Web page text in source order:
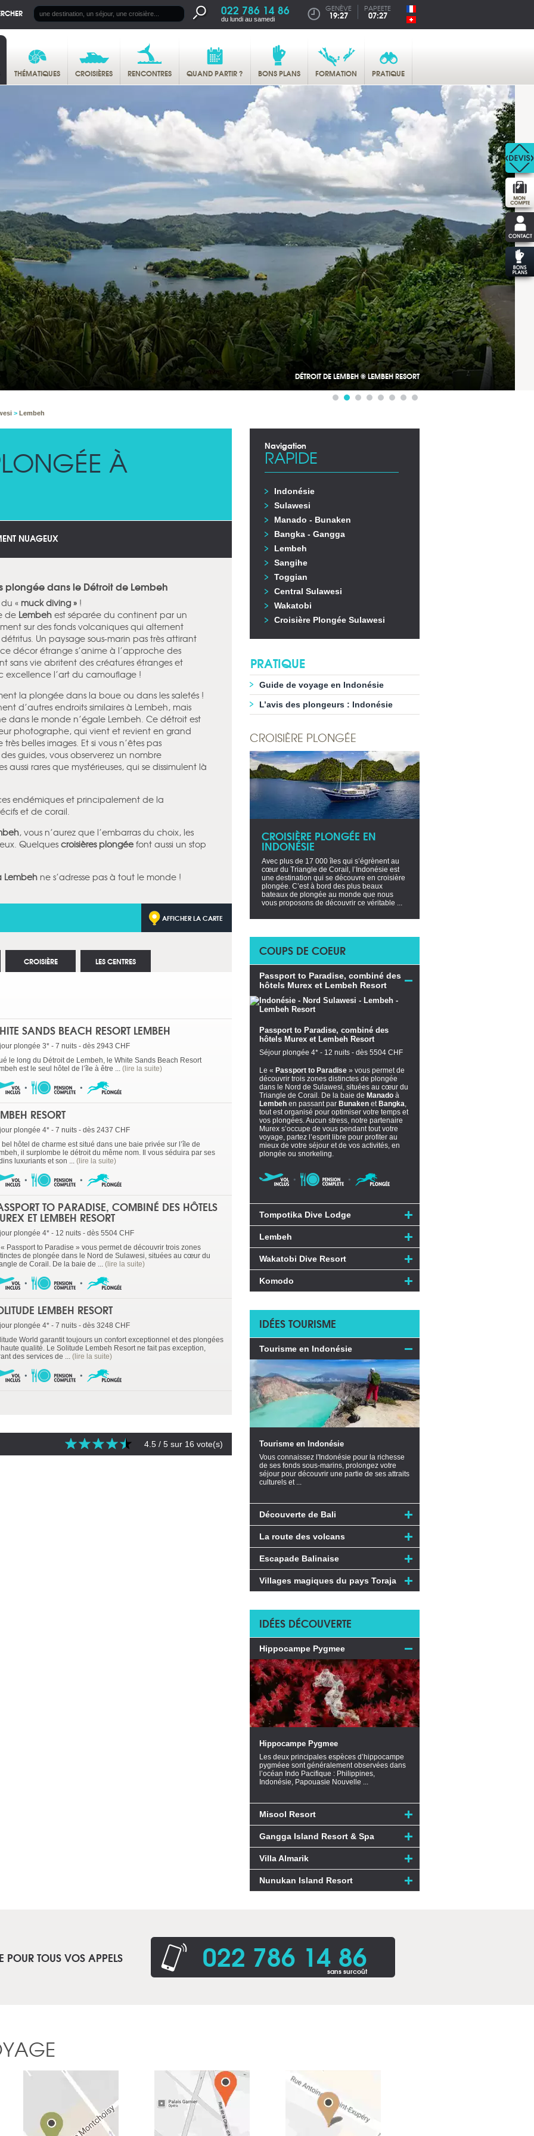
022 786 14 86
du lundi au samedi
GENÈVE
19:27
PAPEETE
07:27
THÉMATIQUES CROISIÈRES RENCONTRES QUAND PARTIR ? BONS PLANS FORMATION PRATIQUE
DÉTROIT DE LEMBEH © LEMBEH RESORT
> Lembeh
À
NUAGEUX
plongée dans le Détroit de Lembeh
« muck diving » !
de Lembeh est séparée du continent par un
sur des fonds volcaniques qui alternent
Un paysage sous-marin pas très attirant
décor étrange s’anime à l’approche des
sans vie abritent des créatures étranges et
l’art du camouflage !
la plongée dans la boue ou dans les saletés !
d’autres endroits similaires à Lembeh, mais
dans le monde n’égale Lembeh. Ce détroit est
photographe, qui vient et revient en grand
belles images. Et si vous n’êtes pas
guides, vous observerez un nombre
aussi rares que mystérieuses, qui se dissimulent là
endémiques et principalement de la
et de corail.
, vous n’aurez que l’embarras du choix, les
Quelques croisières plongée font aussi un stop
Lembeh ne s’adresse pas à tout le monde !
AFFICHER LA CARTE
SANDS BEACH RESORT LEMBEH
plongée 3* - 7 nuits - dès 2943 CHF
le long du Détroit de Lembeh, le White Sands Beach Resort
est le seul hôtel de l’île à être ... (lire la suite)
RESORT
plongée 4* - 7 nuits - dès 2437 CHF
bel hôtel de charme est situé dans une baie privée sur l’île de
il surplombe le détroit du même nom. Il vous séduira par ses
luxuriants et son ... (lire la suite)
TO PARADISE, COMBINÉ DES HÔTELS
ET LEMBEH RESORT
plongée 4* - 12 nuits - dès 5504 CHF
« Passport to Paradise » vous permet de découvrir trois zones
de plongée dans le Nord de Sulawesi, situées au cœur du
de Corail. De la baie de ... (lire la suite)
LEMBEH RESORT
plongée 4* - 7 nuits - dès 3248 CHF
World garantit toujours un confort exceptionnel et des plongées
qualité. Le Solitude Lembeh Resort ne fait pas exception,
des services de ... (lire la suite)
CROISIÈRE LES CENTRES
4.5 / 5 sur 16 vote(s)
Navigation
RAPIDE
Indonésie
Sulawesi
Manado - Bunaken
Bangka - Gangga
Lembeh
Sangihe
Toggian
Central Sulawesi
Wakatobi
Croisière Plongée Sulawesi
PRATIQUE
Guide de voyage en Indonésie
L’avis des plongeurs : Indonésie
CROISIÈRE PLONGÉE
CROISIÈRE PLONGÉE EN
INDONÉSIE
Avec plus de 17 000 îles qui s’égrènent au
cœur du Triangle de Corail, l’Indonésie est
une destination qui se découvre en croisière
plongée. C’est à bord des plus beaux
bateaux de plongée au monde que nous
vous proposons de découvrir ce véritable ...
COUPS DE COEUR
Passport to Paradise, combiné des
hôtels Murex et Lembeh Resort
Passport to Paradise, combiné des
hôtels Murex et Lembeh Resort
Séjour plongée 4* - 12 nuits - dès 5504 CHF
Le « Passport to Paradise » vous permet de
découvrir trois zones distinctes de plongée
dans le Nord de Sulawesi, situées au cœur du
Triangle de Corail. De la baie de Manado à
Lembeh en passant par Bunaken et Bangka,
tout est organisé pour optimiser votre temps et
vos plongées. Aucun stress, notre partenaire
Murex s’occupe de vous pendant tout votre
voyage, partez l’esprit libre pour profiter au
mieux de votre séjour et de vos activités, en
plongée ou snorkeling.
Tompotika Dive Lodge
Lembeh
Wakatobi Dive Resort
Komodo
IDÉES TOURISME
Tourisme en Indonésie
Tourisme en Indonésie
Vous connaissez l'Indonésie pour la richesse
de ses fonds sous-marins, prolongez votre
séjour pour découvrir une partie de ses attraits
culturels et ...
Découverte de Bali
La route des volcans
Escapade Balinaise
Villages magiques du pays Toraja
IDÉES DÉCOUVERTE
Hippocampe Pygmee
Hippocampe Pygmee
Les deux principales espèces d’hippocampe
pygméee sont généralement observées dans
l’océan Indo Pacifique : Philippines,
Indonésie, Papouasie Nouvelle ...
Misool Resort
Gangga Island Resort & Spa
Villa Almarik
Nunukan Island Resort
POUR TOUS VOS APPELS 022 786 14 86
sans surcoût